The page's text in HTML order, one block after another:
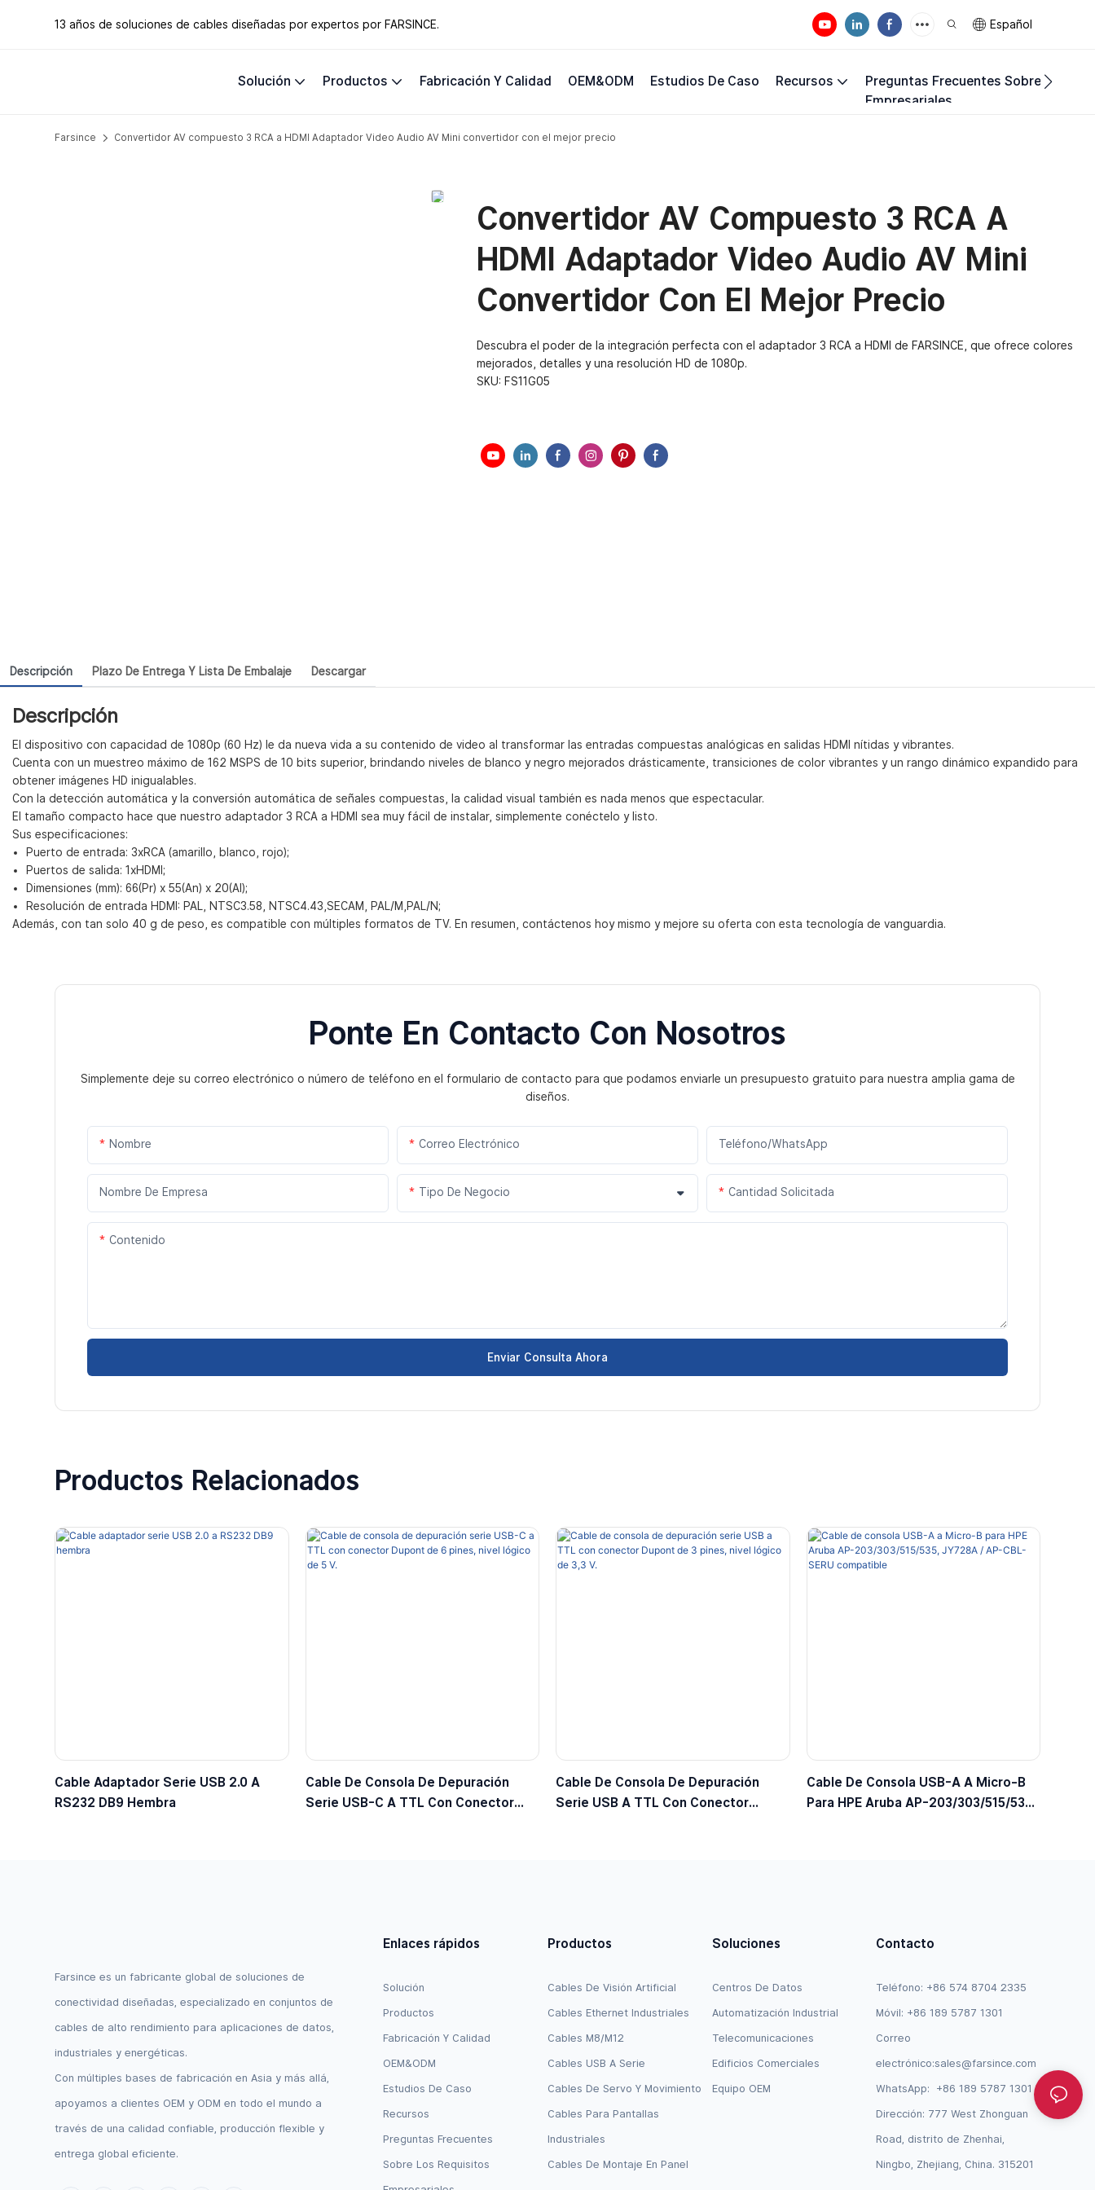
13 años de soluciones de cables diseñadas por expertos por FARSINCE. Español
Solución Productos Fabricación Y Calidad OEM&ODM Estudios De Caso Recursos
Preguntas Frecuentes Sobre Los
Empresariales
Farsince Convertidor AV compuesto 3 RCA a HDMI Adaptador Video Audio AV Mini convertidor con el mejor precio
Convertidor AV Compuesto 3 RCA A
HDMI Adaptador Video Audio AV Mini
Convertidor Con El Mejor Precio
Descubra el poder de la integración perfecta con el adaptador 3 RCA a HDMI de FARSINCE, que ofrece colores
mejorados, detalles y una resolución HD de 1080p.
SKU: FS11G05
Descripción Plazo De Entrega Y Lista De Embalaje Descargar
Descripción
El dispositivo con capacidad de 1080p (60 Hz) le da nueva vida a su contenido de video al transformar las entradas compuestas analógicas en salidas HDMI nítidas y vibrantes.
Cuenta con un muestreo máximo de 162 MSPS de 10 bits superior, brindando niveles de blanco y negro mejorados drásticamente, transiciones de color vibrantes y un rango dinámico expandido para
obtener imágenes HD inigualables.
Con la detección automática y la conversión automática de señales compuestas, la calidad visual también es nada menos que espectacular.
El tamaño compacto hace que nuestro adaptador 3 RCA a HDMI sea muy fácil de instalar, simplemente conéctelo y listo.
Sus especificaciones:
Puerto de entrada: 3xRCA (amarillo, blanco, rojo);
Puertos de salida: 1xHDMI;
Dimensiones (mm): 66(Pr) x 55(An) x 20(Al);
Resolución de entrada HDMI: PAL, NTSC3.58, NTSC4.43,SECAM, PAL/M,PAL/N;
Además, con tan solo 40 g de peso, es compatible con múltiples formatos de TV. En resumen, contáctenos hoy mismo y mejore su oferta con esta tecnología de vanguardia.
Ponte En Contacto Con Nosotros
Simplemente deje su correo electrónico o número de teléfono en el formulario de contacto para que podamos enviarle un presupuesto gratuito para nuestra amplia gama de
diseños.
Nombre Correo Electrónico Teléfono/WhatsApp
Nombre De Empresa Tipo De Negocio Cantidad Solicitada
Contenido
Enviar Consulta Ahora
Productos Relacionados
Cable Adaptador Serie USB 2.0 A
RS232 DB9 Hembra
Cable De Consola De Depuración
Serie USB-C A TTL Con Conector
Cable De Consola De Depuración
Serie USB A TTL Con Conector
Cable De Consola USB-A A Micro-B
Para HPE Aruba AP-203/303/515/535,
Farsince es un fabricante global de soluciones de
conectividad diseñadas, especializado en conjuntos de
cables de alto rendimiento para aplicaciones de datos,
industriales y energéticas.
Con múltiples bases de fabricación en Asia y más allá,
apoyamos a clientes OEM y ODM en todo el mundo a
través de una calidad confiable, producción flexible y
entrega global eficiente.
Enlaces rápidos
Solución
Productos
Fabricación Y Calidad
OEM&ODM
Estudios De Caso
Recursos
Preguntas Frecuentes
Sobre Los Requisitos
Productos
Cables De Visión Artificial
Cables Ethernet Industriales
Cables M8/M12
Cables USB A Serie
Cables De Servo Y Movimiento
Cables Para Pantallas
Industriales
Cables De Montaje En Panel
Soluciones
Centros De Datos
Automatización Industrial
Telecomunicaciones
Edificios Comerciales
Equipo OEM
Contacto
Teléfono: +86 574 8704 2335
Móvil: +86 189 5787 1301
Correo
electrónico:sales@farsince.com
WhatsApp: +86 189 5787 1301
Dirección: 777 West Zhonguan
Road, distrito de Zhenhai,
Ningbo, Zhejiang, China. 315201